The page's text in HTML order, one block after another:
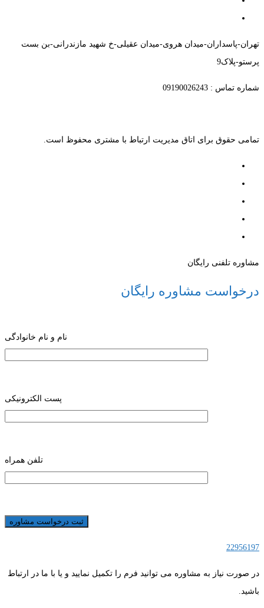
تهران-پاسداران-میدان هروی-میدان عقیلی-خ شهید مازندرانی-بن بست
پرستو-پلاک9
شماره تماس : 09190026243
تمامی حقوق برای اتاق مدیریت ارتباط با مشتری محفوظ است.
مشاوره تلفنی رایگان
درخواست مشاوره رایگان
نام و نام خانوادگی
پست الکترونیکی
تلفن همراه
22956197
در صورت نیاز به مشاوره می توانید فرم را تکمیل نمایید و یا با ما در ارتباط
باشید.